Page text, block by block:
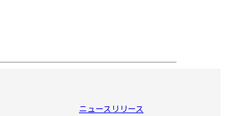
ニュースリリース